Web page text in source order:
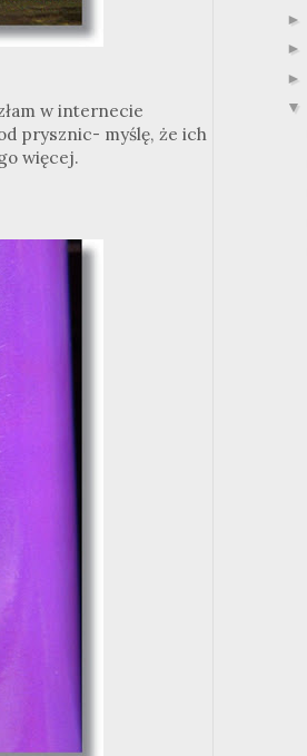
w internecie
prysznic- myślę, że ich
więcej.
►
►
►
▼